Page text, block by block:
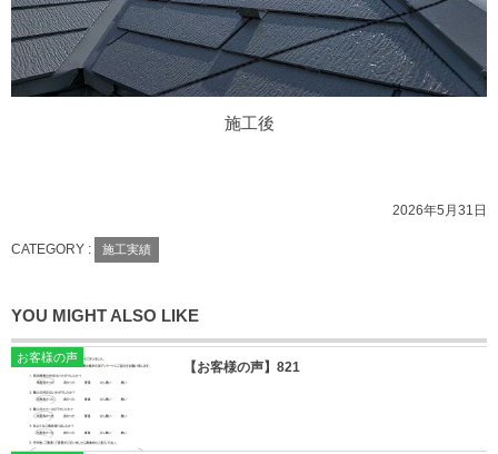
施工後
2026年5月31日
CATEGORY : 施工実績
YOU MIGHT ALSO LIKE
お客様の声
【お客様の声】821